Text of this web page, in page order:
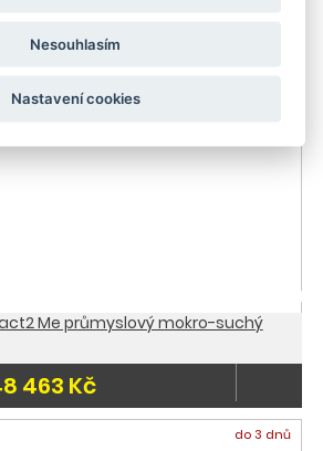
Me průmyslový mokro-suchý
463 Kč
do 3 dnů
Nesouhlasím
Nastavení cookies